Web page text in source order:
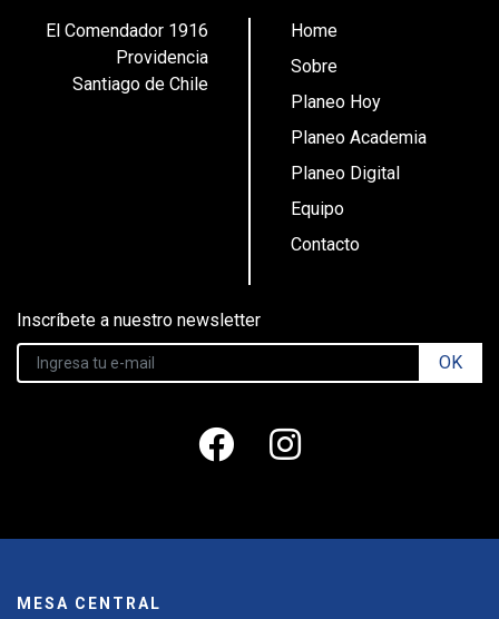
El Comendador 1916
Providencia
Santiago de Chile
Home
Sobre
Planeo Hoy
Planeo Academia
Planeo Digital
Equipo
Contacto
Inscríbete a nuestro newsletter
OK
MESA CENTRAL